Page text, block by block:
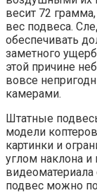
весит 72
вес подвеса.
обеспечивать
заметного
этой причине
вовсе
камерами.
Штатные
модели
картинки и
углом наклона
видеоматериала
подвес можно